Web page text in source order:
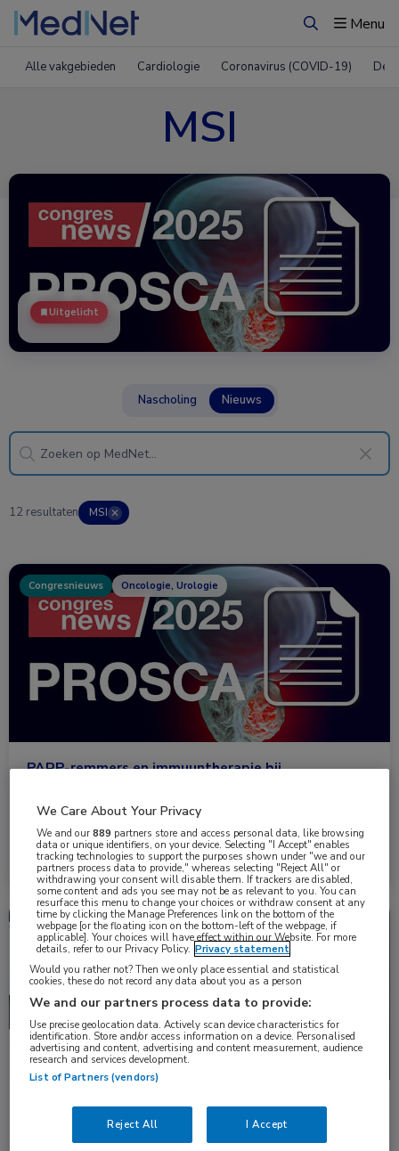
ZoekenMenu
Alle vakgebieden Cardiologie Coronavirus (COVID-19)
MSI
Uitgelicht
Nascholing Nieuws
12 resultaten MSI ✕
Congresnieuws Oncologie, Urologie
PARP-remmers en immuuntherapie bij
Aurelius Omlin (Onkozentrum Zürich) ging in op behandeling met
PARP-remmers of immuuntherapie bij …
9 dec. 2025 Lees meer →
Nieuws Gastro-enterologie, Oncologie
Neoadjuvante immuuntherapie blijvend succesvol
bij dMMR darmkanker
Kortdurende neoadjuvante immuuntherapie blijkt zeer effectief
We Care About Your Privacy
We and our889 partners store and access personal data, like browsing
data or unique identifiers, on your device. Selecting "I Accept" enables
tracking technologies to support the purposes shown under "we and our
partners process data to provide," whereas selecting "Reject All" or
withdrawing your consent will disable them. If trackers are disabled,
some content and ads you see may not be as relevant to you. You can
resurface this menu to change your choices or withdraw consent at any
time by clicking the Manage Preferences link on the bottom of the
webpage [or the floating icon on the bottom-left of the webpage, if
applicable]. Your choices will have effect within our Website. For more
details, refer to our Privacy Policy. Privacy statement
Would you rather not? Then we only place essential and statistical
cookies, these do not record any data about you as a person
We and our partners process data to provide:
Use precise geolocation data. Actively scan device characteristics for
identification. Store and/or access information on a device. Personalised
advertising and content, advertising and content measurement, audience
research and services development.
List of Partners (vendors)
Reject All I Accept